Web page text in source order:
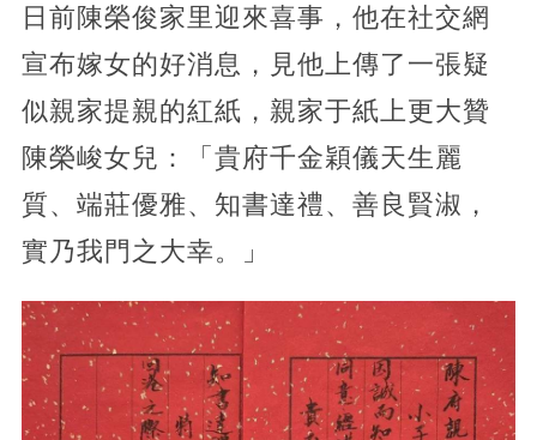
日前陳榮俊家里迎來喜事，他在社交網
宣布嫁女的好消息，見他上傳了一張疑
似親家提親的紅紙，親家于紙上更大贊
陳榮峻女兒：「貴府千金穎儀天生麗
質、端莊優雅、知書達禮、善良賢淑，
實乃我門之大幸。」